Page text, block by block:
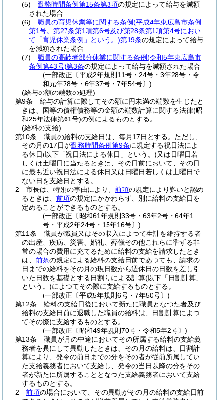
(5)
勤務時間条例第15条第3項の規定によって給与を減額
された場合
(6)
職員の育児休業等に関する条例(平成4年東広島市条例
第1号。第27条第1項第6号及び第28条第1項第4号におい
て「育児休業条例」という。)第19条の規定によって給与
を減額された場合
(7)
職員の高齢者部分休業に関する条例(令和5年東広島市
条例第43号)第3条の規定によって給与を減額された場合
(一部改正〔平成2年規則11号・24号・3年28号・令
和元年78号・6年37号・7年54号〕)
(給与の額の端数の処理)
第9条
給与の計算に際してその額に円未満の端数を生じたと
きは、国等の債権債務等の金額の端数計算に関する法律(昭
和25年法律第61号)の例によるものとする。
(給料の支給)
第10条
職員の給料の支給日は、毎月17日とする。 ただし、
その月の17日が勤務時間条例第9条に規定する祝日法によ
る休日(以下「祝日法による休日」という。)又は日曜日若
しくは土曜日に当たるときは、その日前において、その日
に最も近い祝日法による休日又は日曜日若しくは土曜日で
ない日を支給日とする。
2
市長は、特別の事由により、 前項の規定により難いと認め
るときは、 前項の規定にかかわらず、別に給料の支給日を
定めることができるものとする。
(一部改正〔昭和61年規則33号・63年2号・64年1
号・平成2年24号・15年16号〕)
第11条
職員が職員又はその収入によつて生計を維持する者
の出産、疾病、災害、婚礼、葬儀その他これらに準ずる非
常の場合の費用に充てるために給料の支給を請求したとき
は、 前条の規定による給料の支給日前であつても、請求の
日までの給料をその月の現日数から週休日の日数を差し引
いた日数を基礎とする日割りによる計算(以下「日割計算」
という。)によつてその際に支給するものとする。
(一部改正〔平成5年規則6号・7年50号〕)
第12条
給料の支給日後において新たに職員となつた者及び
給料の支給日前に退職した職員の給料は、日割計算によつ
てその際に支給するものとする。
(一部改正〔昭和49年規則70号・令和5年2号〕)
第13条
職員が月の中途においてその所属する給料の支給義
務者を異にして異動したときは、その月の給料は、日割計
算により、発令の前日までの分をその者が従前所属してい
た支給義務者において支給し、発令の当日以降の分をその
者が新たに所属することとなつた支給義務者において支給
するものとする。
2
前項の場合において、その異動がその月の給料の支給日前